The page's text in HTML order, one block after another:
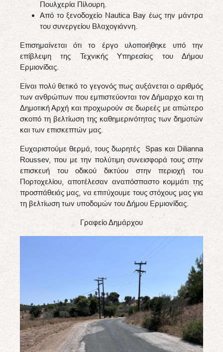
Πουλχερία Πίλουρη.
Από το ξενοδοχείο Nautica Bay έως την μάντρα
του συνεργείου Βλαχογιάννη.
Επισημαίνεται ότι το έργο υλοποιήθηκε υπό την
επίβλεψη της Τεχνικής Υπηρεσίας του Δήμου
Ερμιονίδας.
Είναι πολύ θετικό το γεγονός πως αυξάνεται ο αριθμός
των ανθρώπων που εμπιστεύονται τον Δήμαρχο και τη
Δημοτική Αρχή και προχωρούν σε δωρεές με απώτερο
σκοπό τη βελτίωση της καθημερινότητας των δημοτών
και των επισκεπτών μας.
Ευχαριστούμε θερμά, τους δωρητές Spas και Dilianna
Roussev, που με την πολύτιμη συνεισφορά τους στην
επισκευή του οδικού δικτύου στην περιοχή του
Πορτοχελίου, αποτέλεσαν αναπόσπαστο κομμάτι της
προσπάθειάς μας, να επιτύχουμε τους στόχους μας για
τη βελτίωση των υποδομών του Δήμου Ερμιονίδας.
Γραφείο Δημάρχου